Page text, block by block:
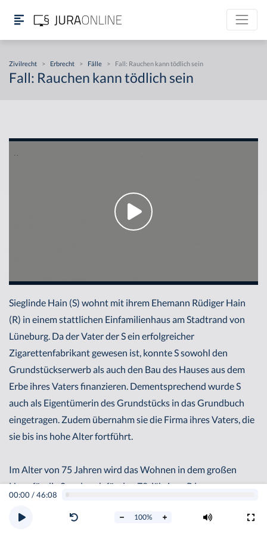
Zivilrecht > Erbrecht > Fälle > Fall: Rauchen kann tödlich sein
Fall: Rauchen kann tödlich sein
00:00/46:08
100%
Sieglinde Hain (S) wohnt mit ihrem Ehemann Rüdiger Hain
(R) in einem stattlichen Einfamilienhaus am Stadtrand von
Lüneburg. Da der Vater der S ein erfolgreicher
Zigarettenfabrikant gewesen ist, konnte S sowohl den
Grundstückserwerb als auch den Bau des Hauses aus dem
Erbe ihres Vaters finanzieren. Dementsprechend wurde S
auch als Eigentümerin des Grundstücks in das Grundbuch
eingetragen. Zudem übernahm sie die Firma ihres Vaters, die
sie bis ins hohe Alter fortführt.
Im Alter von 75 Jahren wird das Wohnen in dem großen
Haus für die S und auch für den 78-jährigen R langsam
altersgerecht umzubauen. Zudem fürchtet S, die seit ihres